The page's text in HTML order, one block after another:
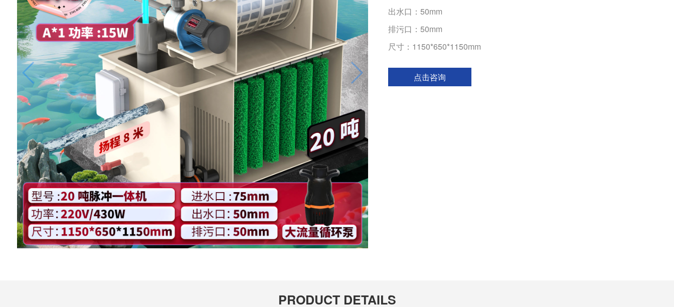
出水口：50mm
排污口：50mm
尺寸：1150*650*1150mm
点击咨询
PRODUCT DETAILS